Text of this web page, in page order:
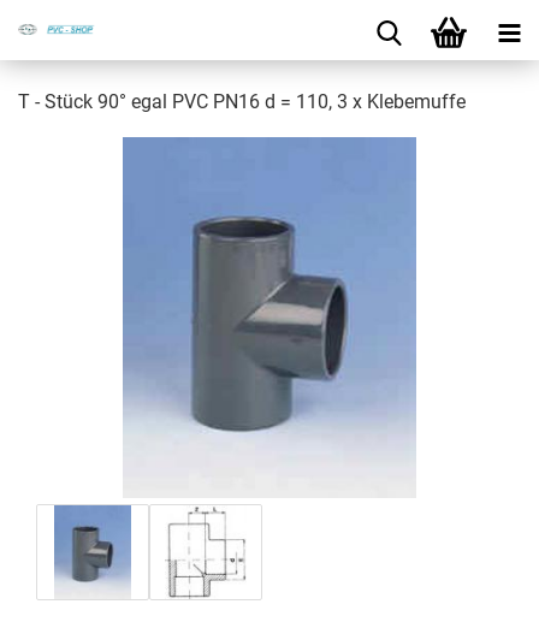
T - Stück 90° egal PVC PN16 d = 110, 3 x Kle­be­muf­fe